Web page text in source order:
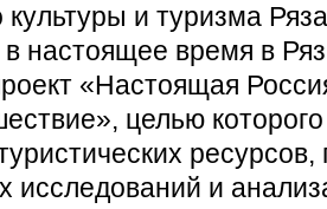
и туризма
настоящее время в
«Настоящая
целью которого
исследований и